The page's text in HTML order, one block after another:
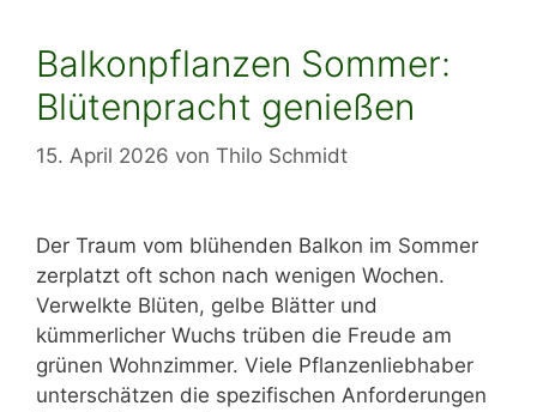
Balkonpflanzen Sommer:
Blütenpracht genießen
15. April 2026 von Thilo Schmidt
Der Traum vom blühenden Balkon im Sommer
zerplatzt oft schon nach wenigen Wochen.
Verwelkte Blüten, gelbe Blätter und
kümmerlicher Wuchs trüben die Freude am
grünen Wohnzimmer. Viele Pflanzenliebhaber
unterschätzen die spezifischen Anforderungen